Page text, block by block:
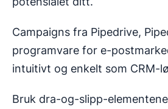
Campaigns fra Pipedrive,
programvare for e-
intuitivt og enkelt som CRM-
Bruk dra-og-slipp-